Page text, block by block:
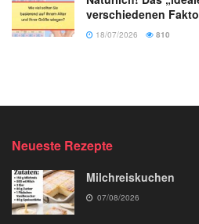
verschiedenen
18/07/2026 810
Neueste Rezepte
Milchreiskuchen
07/08/2026